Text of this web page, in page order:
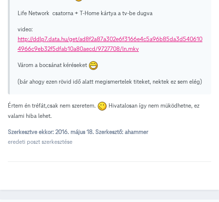
Life Network csatorna + T-Home kártya a tv-be dugva
video:
http://ddlp7.data.hu/get/ad8f2a87a302e6f3166e4c5a96b85da3d540610
4966c9eb32f5dfab10a80aecd/9727708/ln.mkv
Várom a bocsánat kéréseket
(bár ahogy ezen rövid idő alatt megismertelek titeket, nektek ez sem elég)
Értem én tréfát,csak nem szeretem.
Hivatalosan így nem müködhetne, ez
valami hiba lehet.
Szerkesztve ekkor: 2016. május 18. Szerkesztő: ahammer
eredeti poszt szerkesztése